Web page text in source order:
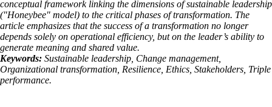
conceptual framework linking the dimensions of sustainable leadership
("Honeybee" model) to the critical phases of transformation. The
article emphasizes that the success of a transformation no longer
depends solely on operational efficiency, but on the leader’s ability to
generate meaning and shared value.
Keywords: Sustainable leadership, Change management,
Organizational transformation, Resilience, Ethics, Stakeholders, Triple
performance.